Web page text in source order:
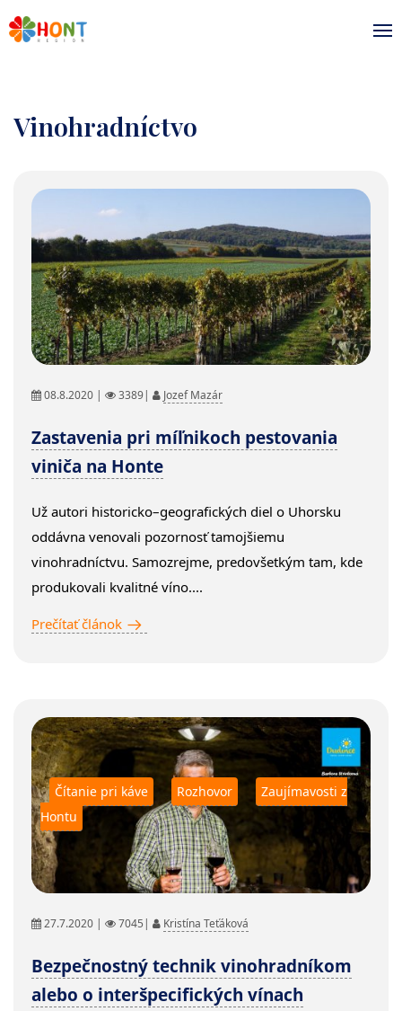
Vinohradníctvo
08.8.2020 | 3389| Jozef Mazár
Zastavenia pri míľnikoch pestovania
viniča na Honte
Už autori historicko–geografických diel o Uhorsku
oddávna venovali pozornosť tamojšiemu
vinohradníctvu. Samozrejme, predovšetkým tam, kde
produkovali kvalitné víno....
Prečítať článok
Čítanie pri káve Rozhovor
Zaujímavosti z
Hontu
27.7.2020 | 7045| Kristína Teťáková
Bezpečnostný technik vinohradníkom
alebo o interšpecifických vínach